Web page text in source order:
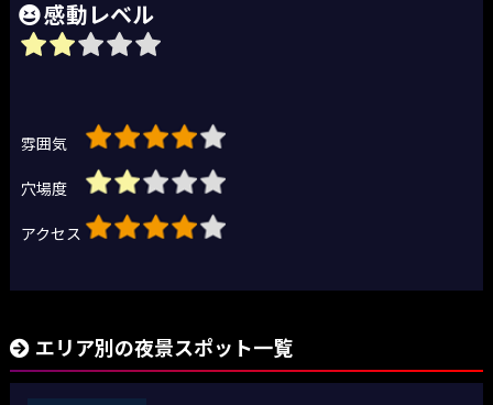
感動レベル
雰囲気
穴場度
アクセス
エリア別の夜景スポット一覧